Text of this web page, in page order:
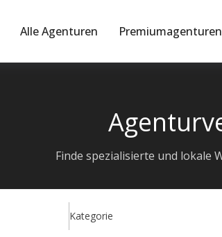
Alle Agenturen Premiumagenturen
Finde spezialisierte und lokale
Kategorie